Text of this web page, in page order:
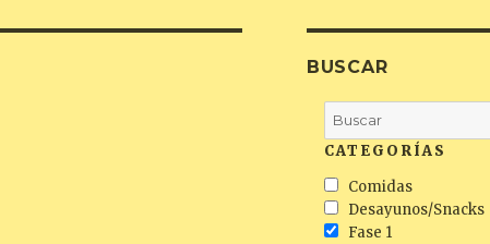
BUSCAR
CATEGORÍAS
Comidas
Desayunos/Snacks
Fase 1